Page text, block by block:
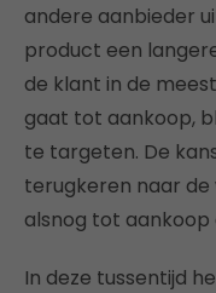
andere aanbieder
product een
de klant in de
gaat tot aankoop,
te targeten. De
terugkeren naar
alsnog tot aankoop
In deze tussentijd